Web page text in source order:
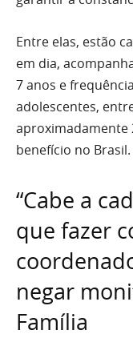
Entre elas, estão
em dia,
7 anos e
adolescentes,
aproximadamente
benefício no Brasil.
“Cabe a
que fazer
negar
Família